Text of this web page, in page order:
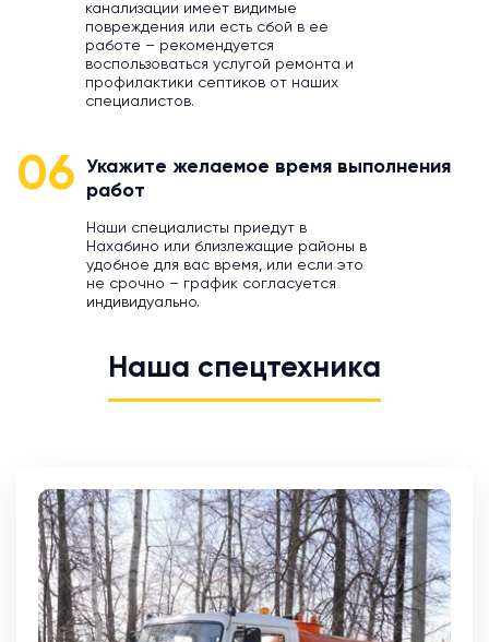
канализации имеет видимые
повреждения или есть сбой в ее
работе – рекомендуется
воспользоваться услугой ремонта и
профилактики септиков от наших
специалистов.
06
Укажите желаемое время выполнения
работ
Наши специалисты приедут в
Нахабино или близлежащие районы в
удобное для вас время, или если это
не срочно – график согласуется
индивидуально.
Наша спецтехника